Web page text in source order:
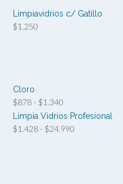
Limpiavidrios c/ Gatillo
$1.250
Cloro
$878- $1.340
de
precios:
Limpia Vidrios Profesional
$1.428- $24.990